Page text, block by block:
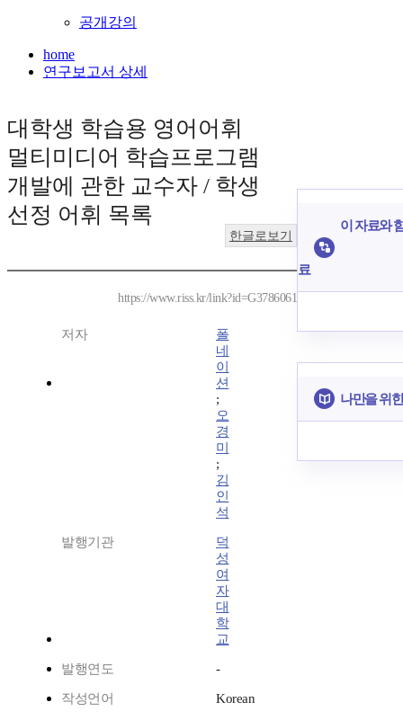
공개강의
home
연구보고서 상세
대학생 학습용 영어어휘
멀티미디어 학습프로그램
개발에 관한 교수자 / 학생
선정 어휘 목록
한글로보기
https://www.riss.kr/link?id=G3786061
저자
폴
네
이
션
;
오
경
미
;
김
인
석
발행기관
덕
성
여
자
대
학
교
발행연도 -
작성언어 Korean
이 자료와
료
나만을 위